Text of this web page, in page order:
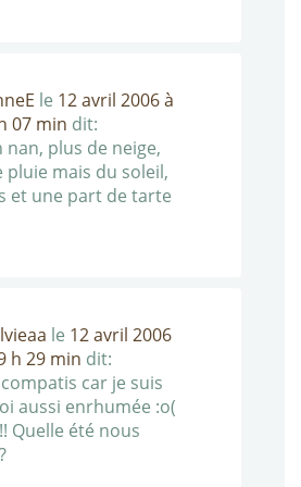
le 12 avril 2006 à
07 min dit:
nan, plus de neige,
pluie mais du soleil,
et une part de tarte
le 12 avril 2006
h 29 min dit:
compatis car je suis
aussi enrhumée :o(
Quelle été nous